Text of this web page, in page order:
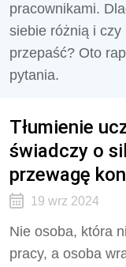
pracownikami.
siebie różnią i
przepaść? Oto
pytania.
Tłumienie
świadczy o
przewagę
19 wrz 2024
Nie osoba, która
pracy, a osoba